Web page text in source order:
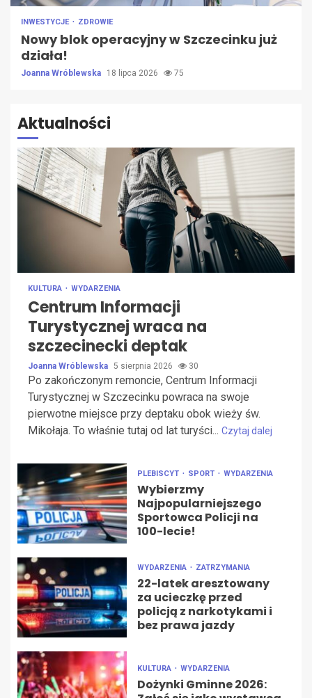
INWESTYCJE ZDROWIE
Nowy blok operacyjny w Szczecinku już
działa!
Joanna Wróblewska 18 lipca 2026 75
Aktualności
KULTURA WYDARZENIA
Centrum Informacji
Turystycznej wraca na
szczecinecki deptak
Joanna Wróblewska 5 sierpnia 2026 30
Po zakończonym remoncie, Centrum Informacji
Turystycznej w Szczecinku powraca na swoje
pierwotne miejsce przy deptaku obok wieży św.
Mikołaja. To właśnie tutaj od lat turyści... Czytaj dalej
PLEBISCYT SPORT WYDARZENIA
Wybierzmy
Najpopularniejszego
Sportowca Policji na
100-lecie!
WYDARZENIA ZATRZYMANIA
22-latek aresztowany
za ucieczkę przed
policją z narkotykami i
bez prawa jazdy
KULTURA WYDARZENIA
Dożynki Gminne 2026: